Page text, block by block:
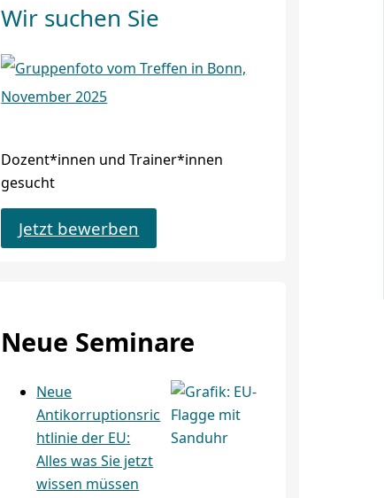
Wir suchen Sie
Dozent*innen und Trainer*innen
gesucht
Jetzt bewerben
Neue Seminare
Neue
Antikorruptionsric
htlinie der EU:
Alles was Sie jetzt
wissen müssen